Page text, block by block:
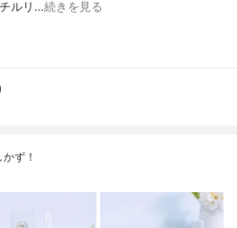
ルリ…続きを見る
ず！